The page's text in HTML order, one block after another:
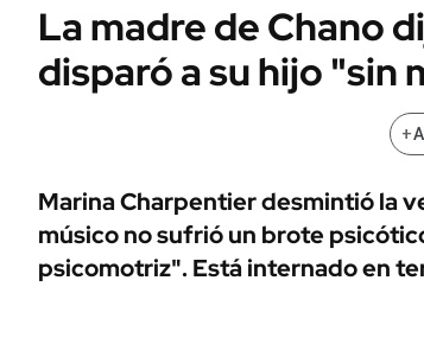
Campo
FINANZAS
ÁMBITO DEBATE
MEDIAKIT AMBITO DEBATE
Seguros
POLÍTICA
URUGUAY
La madre de Chano
disparó a su hijo "sin
+
Marina Charpentier desmintió la
músico no sufrió un brote
psicomotriz". Está internado en